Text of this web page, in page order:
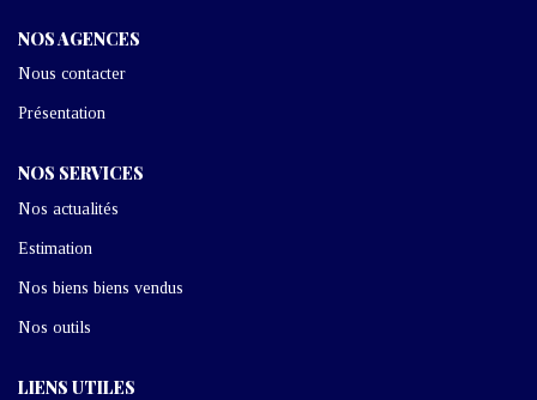
NOS AGENCES
Nous contacter
Présentation
NOS SERVICES
Nos actualités
Estimation
Nos biens biens vendus
Nos outils
LIENS UTILES